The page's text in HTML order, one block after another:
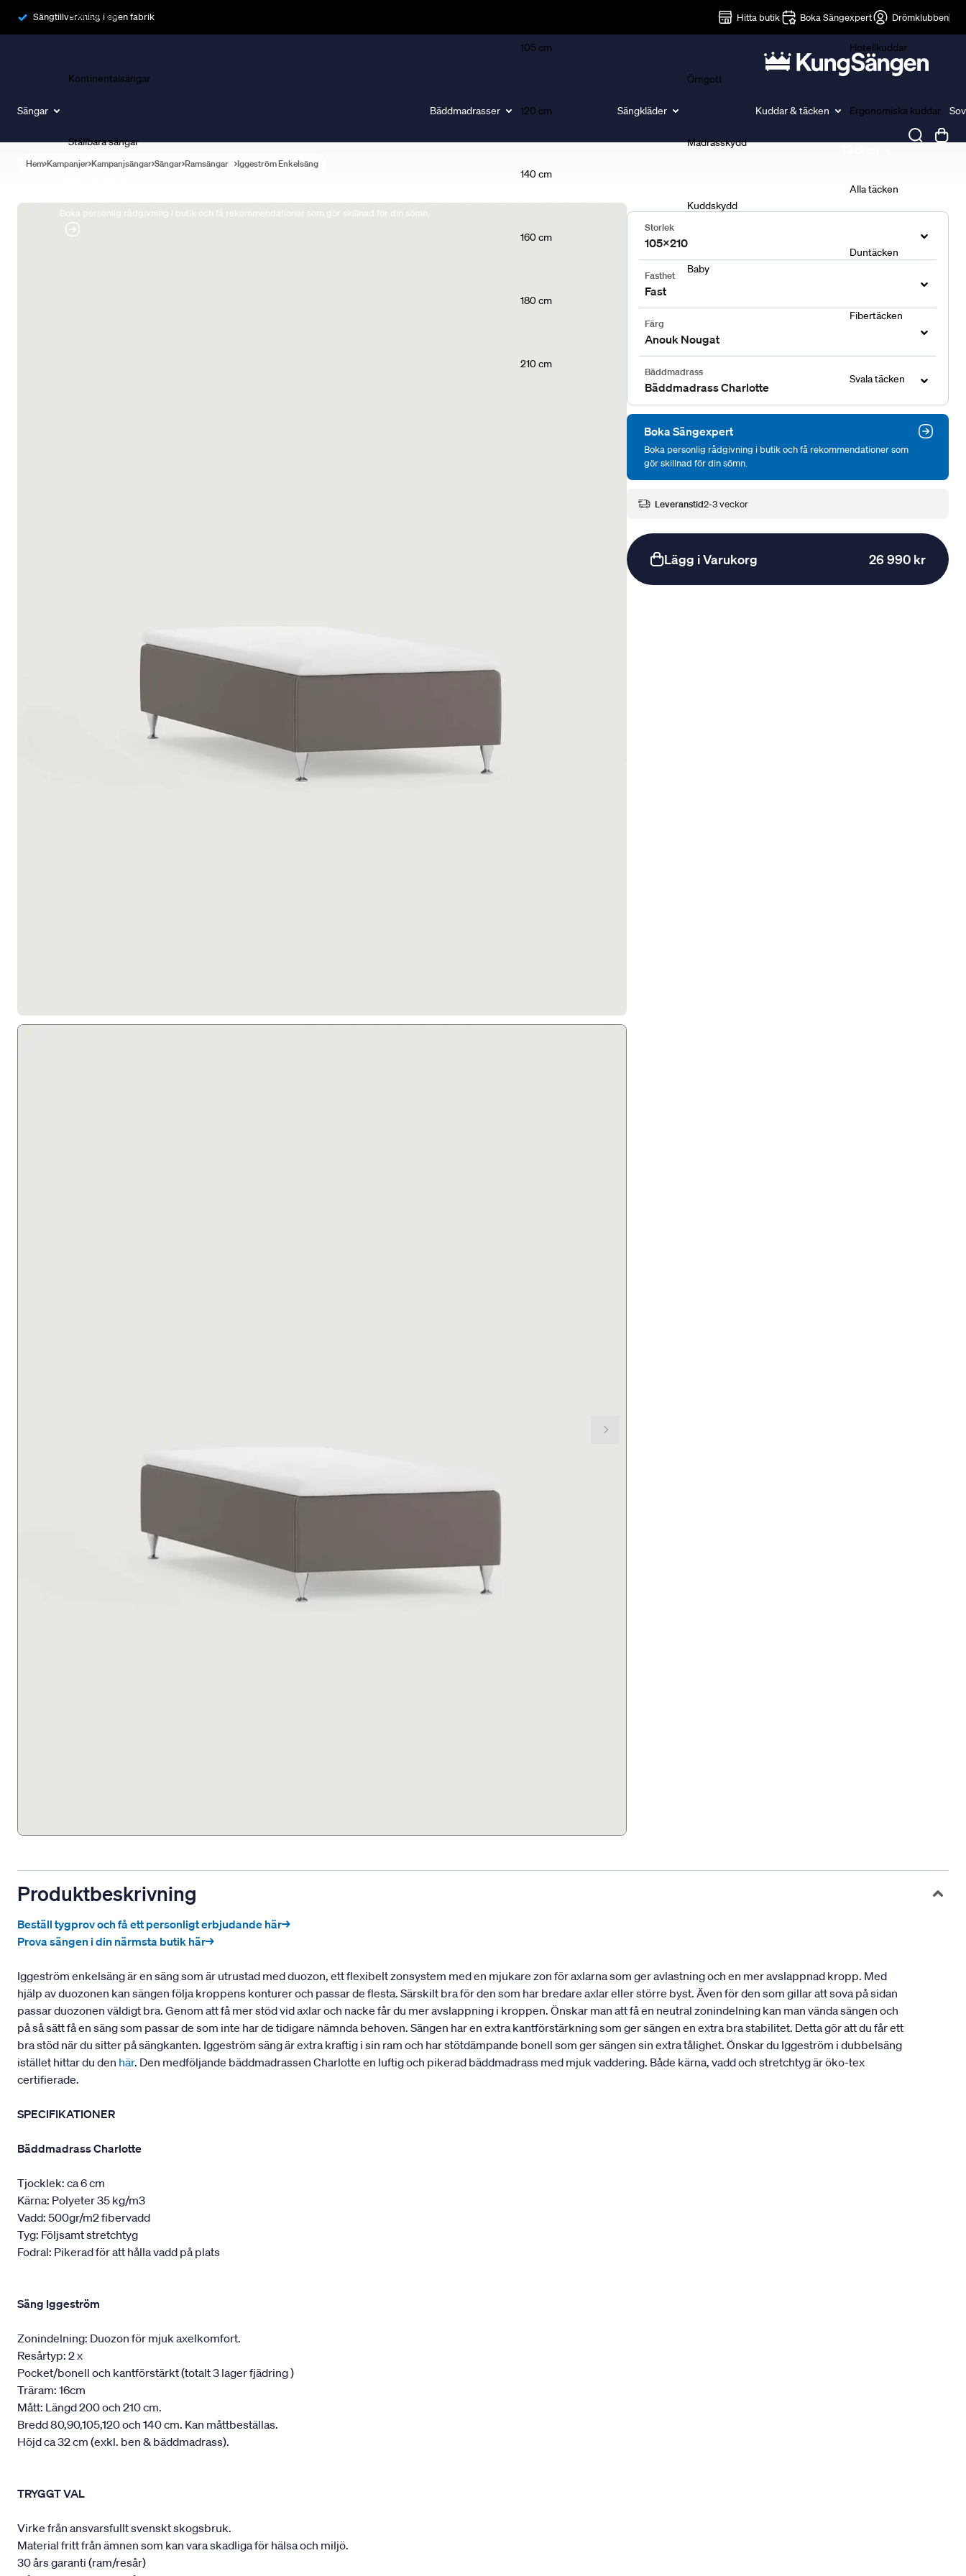
Sängtillverkning i egen fabrik Hitta butik Boka Sängexpert Drömklubben
Sängar
Ramsängar
Kontinentalsängar
Ställbara sängar
Boka personlig rådgivning i butik och få rekommendationer som gör skillnad för din sömn.
Bäddmadrasser
105 cm
120 cm
140 cm
160 cm
180 cm
210 cm
Sängkläder
Örngott
Madrasskydd
Kuddskydd
Baby
Kuddar & täcken
Hotellkuddar
Ergonomiska kuddar
Alla täcken
Duntäcken
Fibertäcken
Svala täcken
Hem Kampanjer Kampanjsängar Sängar Ramsängar Iggeström Enkelsäng
Storlek
105x210
Fasthet
Fast
Färg
Anouk Nougat
Bäddmadrass
Bäddmadrass Charlotte
Boka Sängexpert
Boka personlig rådgivning i butik och få rekommendationer som
gör skillnad för din sömn.
Leveranstid2-3 veckor
Lägg i Varukorg 26 990 kr
Produktbeskrivning
Beställ tygprov och få ett personligt erbjudande här→
Prova sängen i din närmsta butik här→
Iggeström enkelsäng är en säng som är utrustad med duozon, ett flexibelt zonsystem med en mjukare zon för axlarna som ger avlastning och en mer avslappnad kropp. Med
hjälp av duozonen kan sängen följa kroppens konturer och passar de flesta. Särskilt bra för den som har bredare axlar eller större byst. Även för den som gillar att sova på sidan
passar duozonen väldigt bra. Genom att få mer stöd vid axlar och nacke får du mer avslappning i kroppen. Önskar man att få en neutral zonindelning kan man vända sängen och
på så sätt få en säng som passar de som inte har de tidigare nämnda behoven. Sängen har en extra kantförstärkning som ger sängen en extra bra stabilitet. Detta gör att du får ett
bra stöd när du sitter på sängkanten. Iggeström säng är extra kraftig i sin ram och har stötdämpande bonell som ger sängen sin extra tålighet. Önskar du Iggeström i dubbelsäng
istället hittar du den här. Den medföljande bäddmadrassen Charlotte en luftig och pikerad bäddmadrass med mjuk vaddering. Både kärna, vadd och stretchtyg är öko-tex
certifierade.
SPECIFIKATIONER
Bäddmadrass Charlotte
Tjocklek: ca 6 cm
Kärna: Polyeter 35 kg/m3
Vadd: 500gr/m2 fibervadd
Tyg: Följsamt stretchtyg
Fodral: Pikerad för att hålla vadd på plats
Säng Iggeström
Zonindelning: Duozon för mjuk axelkomfort.
Resårtyp: 2 x
Pocket/bonell och kantförstärkt (totalt 3 lager fjädring )
Träram: 16cm
Mått: Längd 200 och 210 cm.
Bredd 80,90,105,120 och 140 cm. Kan måttbeställas.
Höjd ca 32 cm (exkl. ben & bäddmadrass).
TRYGGT VAL
Virke från ansvarsfullt svenskt skogsbruk.
Material fritt från ämnen som kan vara skadliga för hälsa och miljö.
30 års garanti (ram/resår)